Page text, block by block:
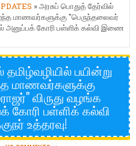
» அரசுப் பொதுத் தேர்வில்
மாணவர்களுக்கு "பெருந்தலைவர்
அனுப்பக் கோரி பள்ளிக் கல்வி இணை
பயின்று
மாணவர்களுக்கு
விருது வழங்க
கோரி பள்ளிக் கல்வி
உத்தரவு!